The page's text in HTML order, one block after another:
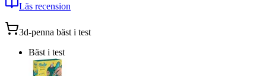
Läs recension
3d-penna bäst i test
Bäst i test